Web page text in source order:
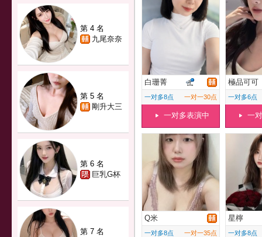
第 4 名
九尾奈奈
第 5 名
剛升大三
第 6 名
巨乳G杯
第 7 名
白珊菁
一对多8点 一对一30点
一对多表演中
極品可可
一对多6点
一
Q米
一对多8点 一对一35点
星檸
一对多8点